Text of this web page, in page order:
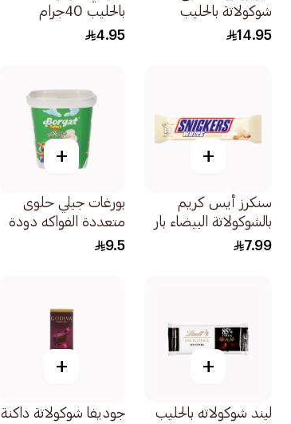
شوكولاتة بالحليب
الأصلي 90جرام
14.95
بالحليب 40جرام
4.95
+
سنكرز أيس كريم
بالشوكولاتة البيضاء بار
40.8جرام
7.99
+
بورغات جيلي حلوى
متعددة الفواكه دودة
160جرام
9.5
+
ليند شوكولاته بالحليب
+
جوديفا شوكولاتة داكنة